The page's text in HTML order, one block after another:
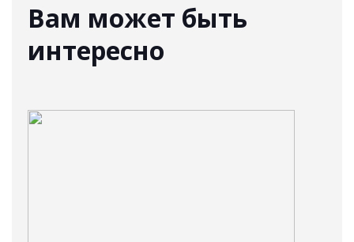
Вам может быть
интересно